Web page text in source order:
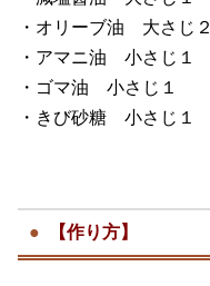
・オリーブ油 大さじ２
・アマニ油 小さじ１
・ゴマ油 小さじ１
・きび砂糖 小さじ１
【作り方】